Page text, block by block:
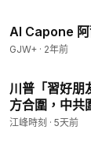
Al Capone 阿
GJW+ · 2年前
川普「習好朋
方合圍，中共
海“對撞”中共
江峰時刻 · 5天前